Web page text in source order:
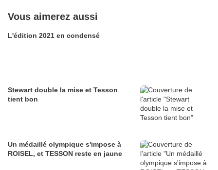
Vous aimerez aussi
L'édition 2021 en condensé
Stewart double la mise et Tesson
tient bon
Un médaillé olympique s'impose à
ROISEL, et TESSON reste en jaune